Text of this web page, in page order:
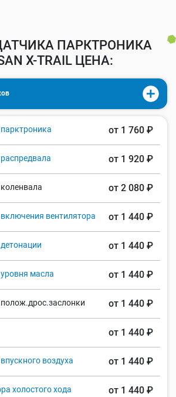
ПАРКТРОНИКА
X-TRAIL ЦЕНА:
от 1 760 ₽
от 1 920 ₽
от 2 080 ₽
вентилятора от 1 440 ₽
от 1 440 ₽
масла от 1 440 ₽
от 1 440 ₽
от 1 440 ₽
воздуха от 1 440 ₽
холостого хода от 1 440 ₽